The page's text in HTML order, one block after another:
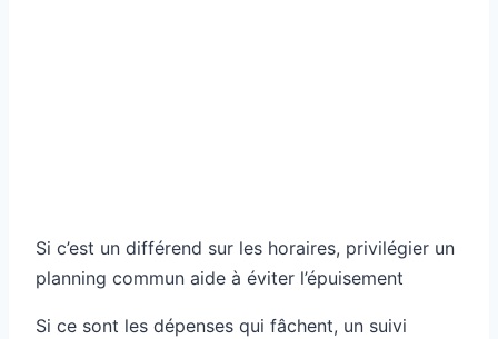
Si c’est un différend sur les horaires, privilégier un
planning commun aide à éviter l’épuisement
Si ce sont les dépenses qui fâchent, un suivi